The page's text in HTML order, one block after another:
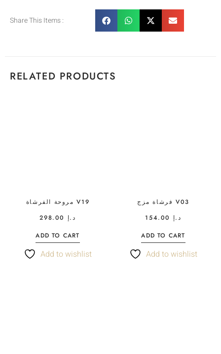
Share This Items :
RELATED PRODUCTS
مروحة الفرشاة V19
د.إ
ADD TO CART
Add to wishlist
فرشاة مزج V03
د.إ
ADD TO CART
Add to wishlist